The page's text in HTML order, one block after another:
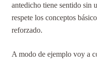
antedicho tiene sentido sin
respete los conceptos
reforzado.
A modo de ejemplo voy a